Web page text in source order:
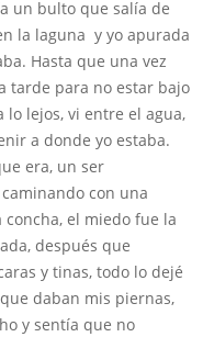
un bulto que salía de
la laguna y yo apurada
Hasta que una vez
tarde para no estar bajo
lo lejos, vi entre el agua,
a donde yo estaba.
era, un ser
con una
el miedo fue la
después que
y tinas, todo lo dejé
daban mis piernas,
y sentía que no